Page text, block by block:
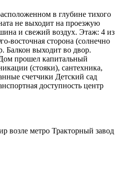
в глубине тихого
не выходит на проезжую
и свежий воздух. Этаж: 4 из
восточная сторона (солнечно
Балкон выходит во двор.
прошел капитальный
(стояки), сантехника,
счетчики Детский сад
доступность центр
возле метро Тракторный завод